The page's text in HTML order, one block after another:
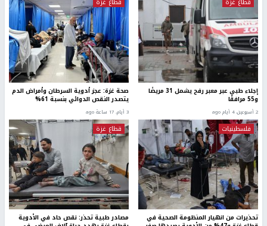
قطاع غزة
إجلاء طبي عبر معبر رفح يشمل 31 مريضًا
و55 مرافقًا
2 أسبوعين، 4 أيام ago
قطاع غزة
صحة غزة: عجز أدوية السرطان وأمراض الدم
يتصدر النقص الدوائي بنسبة 61%
3 أيام، 17 ساعة ago
فلسطينيات
تحذيرات من انهيار المنظومة الصحية في
قطاع غزة
مصادر طبية تحذر: نقص حاد في الأدوية